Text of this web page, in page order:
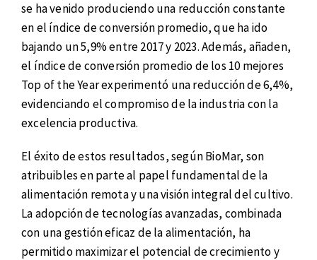
se ha venido produciendo una reducción constante
en el índice de conversión promedio, que ha ido
bajando un 5,9% entre 2017 y 2023. Además, añaden,
el índice de conversión promedio de los 10 mejores
Top of the Year experimentó una reducción de 6,4%,
evidenciando el compromiso de la industria con la
excelencia productiva.
El éxito de estos resultados, según BioMar, son
atribuibles en parte al papel fundamental de la
alimentación remota y una visión integral del cultivo.
La adopción de tecnologías avanzadas, combinada
con una gestión eficaz de la alimentación, ha
permitido maximizar el potencial de crecimiento y